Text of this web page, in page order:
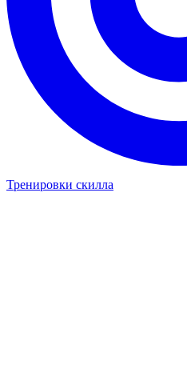
Тренировки скилла